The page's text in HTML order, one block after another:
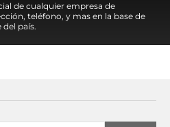
de cualquier empresa de
teléfono, y mas en la base de
país.